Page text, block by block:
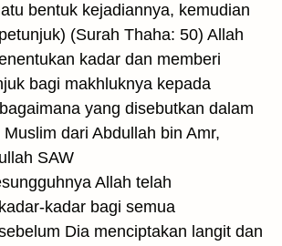
bentuk kejadiannya, kemudian
(Surah Thaha: 50) Allah
kadar dan memberi
bagi makhluknya kepada
yang disebutkan dalam
dari Abdullah bin Amr,
SAW
Allah telah
kadar bagi semua
Dia menciptakan langit dan